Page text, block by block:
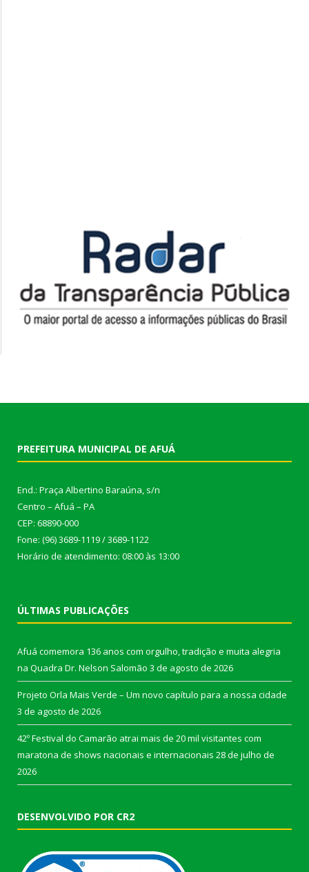
PREFEITURA MUNICIPAL DE AFUÁ
End.: Praça Albertino Baraúna, s/n
Centro – Afuá – PA
CEP: 68890-000
Fone: (96) 3689-1119 / 3689-1122
Horário de atendimento: 08:00 às 13:00
ÚLTIMAS PUBLICAÇÕES
Afuá comemora 136 anos com orgulho, tradição e muita alegria
na Quadra Dr. Nelson Salomão 3 de agosto de 2026
Projeto Orla Mais Verde – Um novo capítulo para a nossa cidade
3 de agosto de 2026
42º Festival do Camarão atrai mais de 20 mil visitantes com
maratona de shows nacionais e internacionais 28 de julho de
2026
DESENVOLVIDO POR CR2